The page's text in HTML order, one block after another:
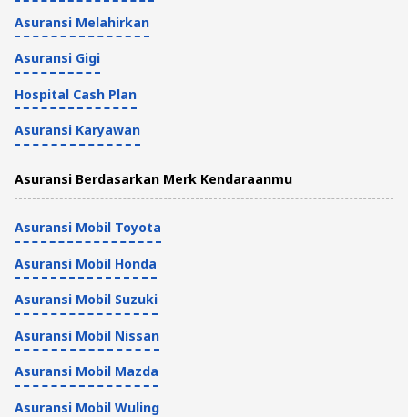
Asuransi Melahirkan
Asuransi Gigi
Hospital Cash Plan
Asuransi Karyawan
Asuransi Berdasarkan Merk Kendaraanmu
Asuransi Mobil Toyota
Asuransi Mobil Honda
Asuransi Mobil Suzuki
Asuransi Mobil Nissan
Asuransi Mobil Mazda
Asuransi Mobil Wuling